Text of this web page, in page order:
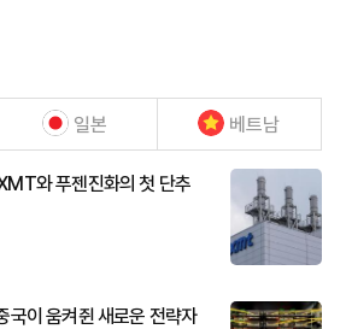
일본 베트남
와 푸젠진화의 첫 단추
이 움켜쥔 새로운 전략자